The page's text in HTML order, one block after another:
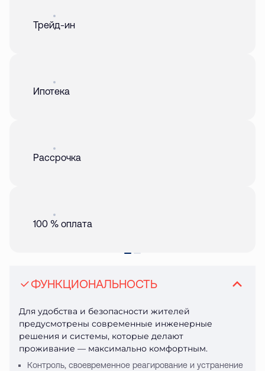
Трейд-ин
Ипотека
Рассрочка
100 % оплата
ФУНКЦИОНАЛЬНОСТЬ
Для удобства и безопасности жителей
предусмотрены современные инженерные
решения и системы, которые делают
проживание — максимально комфортным.
Контроль, своевременное реагирование и устранение